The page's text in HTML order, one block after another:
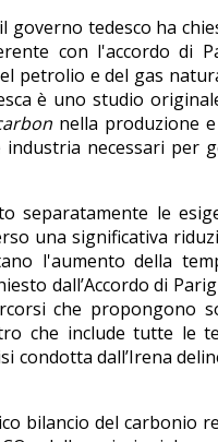
tedesco ha
con l'accordo di
petrolio e del gas
è uno studio
nella produzione
necessari per
separatamente le
una significativa
l'aumento della
dall’Accordo di
che propongono
che include tutte le
condotta dall’Irena
bilancio del carbonio